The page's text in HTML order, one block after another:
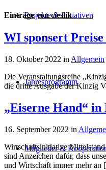
Projekte & Initiativen
Jahresprogramm
Mitglieder &
Einträge von cieslik
WI sponsert
18. Oktober 2022 in Allgemein
Die Veranstaltungsreihe
die dritte Ausgabe der Kinzig
„Eiserne Hand“ in
16. September 2022 in
Wirtschaftsinitiative
sind Anzeichen dafür, dass
und Wirtschaft immer mehr